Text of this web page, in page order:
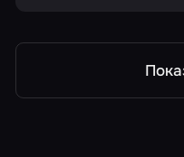
воскресили его
выходят из дома в
стать его жертвой.
проверить эти слухи